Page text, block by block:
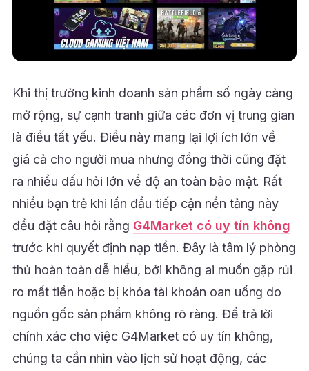
Khi thị trường kinh doanh sản phẩm số ngày càng
mở rộng, sự cạnh tranh giữa các đơn vị trung gian
là điều tất yếu. Điều này mang lại lợi ích lớn về
giá cả cho người mua nhưng đồng thời cũng đặt
ra nhiều dấu hỏi lớn về độ an toàn bảo mật. Rất
nhiều bạn trẻ khi lần đầu tiếp cận nền tảng này
đều đặt câu hỏi rằng G4Market có uy tín không
trước khi quyết định nạp tiền. Đây là tâm lý phòng
thủ hoàn toàn dễ hiểu, bởi không ai muốn gặp rủi
ro mất tiền hoặc bị khóa tài khoản oan uổng do
nguồn gốc sản phẩm không rõ ràng. Để trả lời
chính xác cho việc G4Market có uy tín không,
chúng ta cần nhìn vào lịch sử hoạt động, các